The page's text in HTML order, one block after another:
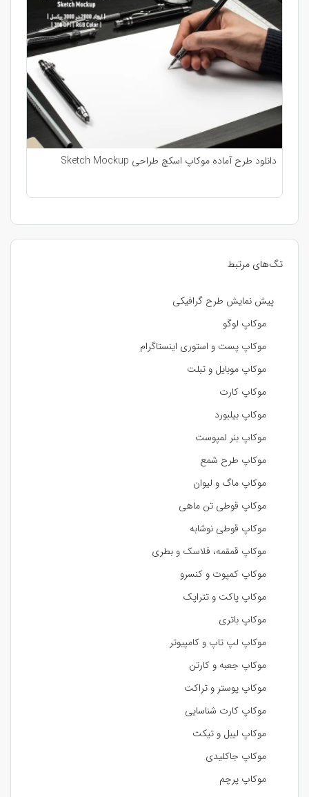
تگ‌های مرتبط
پیش نمایش طرح گرافیکی
موکاپ لوگو
موکاپ پست و استوری اینستاگرام
موکاپ موبایل و تبلت
موکاپ کارت
موکاپ بیلبورد
موکاپ بنر لمپوست
موکاپ طرح شمع
موکاپ ماگ و لیوان
موکاپ قوطی تن ماهی
موکاپ قوطی نوشابه
موکاپ قمقمه، فلاسک و بطری
موکاپ کمپوت و کنسرو
موکاپ پاکت و تتراپک
موکاپ باتری
موکاپ لپ تاپ و کامپیوتر
موکاپ جعبه و کارتن
موکاپ پوستر و تراکت
موکاپ کارت شناسایی
موکاپ لیبل و تیکت
موکاپ جاکلیدی
موکاپ پرچم
دانلود طرح آماده موکاپ اسکچ طراحی Sketch Mockup